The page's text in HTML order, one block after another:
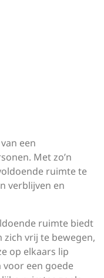
een
Met zo’n
ruimte te
verblijven en
ruimte biedt
vrij te bewegen,
op elkaars lip
voor een goede